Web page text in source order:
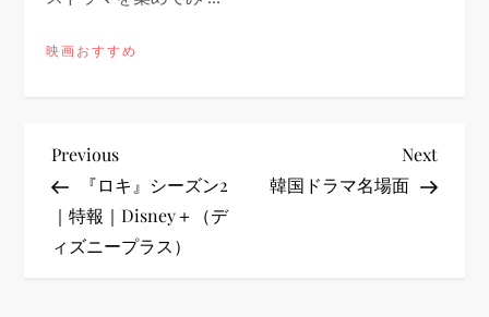
映画おすすめ
投
稿
ナ
Previous
Post
Previous
『ロキ』シーズン2
｜特報｜Disney＋（デ
ィズニープラス）
Next
Post
Next
韓国ドラマ名場面